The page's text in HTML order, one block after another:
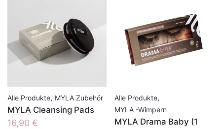
Alle Produkte, MYLA Zubehör
MYLA Cleansing Pads
16,90 €
Alle Produkte,
MYLA -Wimpern
MYLA Drama Baby (1